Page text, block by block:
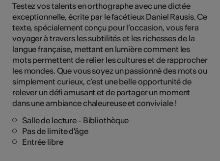
Testez vos talents en orthographe avec une dictée
exceptionnelle, écrite par le facétieux Daniel Rausis. Ce
texte, spécialement conçu pour l’occasion, vous fera
voyager à travers les subtilités et les richesses de la
langue française, mettant en lumière comment les
mots permettent de relier les cultures et de rapprocher
les mondes. Que vous soyez un passionné des mots ou
simplement curieux, c’est une belle opportunité de
relever un défi amusant et de partager un moment
dans une ambiance chaleureuse et conviviale !
Salle de lecture - Bibliothèque
Pas de limite d'âge
Entrée libre